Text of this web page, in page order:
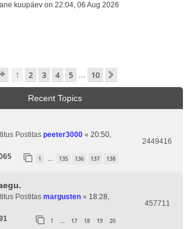
kuupäev on 22:04, 06 Aug 2026
1 . leht10 -st
1 2 3 4 5 … 10
Recent Topics
Postitas peeter3000 « 20:50,
1 … 135 136 137 138
2449416
Postitas margusten « 18:28,
1 … 17 18 19 20
457711